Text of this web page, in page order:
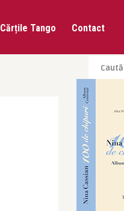
Cărțile Tango Contact